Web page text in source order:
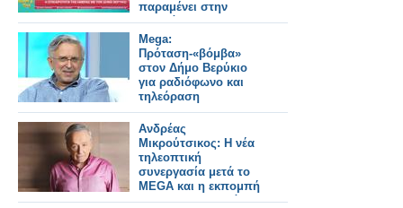
παραμένει στην
καρδιά μου»
Mega:
Πρόταση-«βόμβα»
στον Δήμο Βερύκιο
για ραδιόφωνο και
τηλεόραση
Ανδρέας
Μικρούτσικος: Η νέα
τηλεοπτική
συνεργασία μετά το
MEGA και η εκπομπή
που θα παρουσιάσει